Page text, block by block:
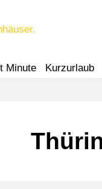
Minute Kurzurlaub